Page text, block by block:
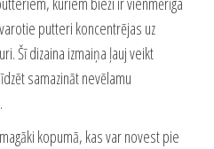
putteri koncentrējas uz
Šī dizaina izmaiņa ļauj veikt
samazināt nevēlamu
kopumā, kas var novest pie